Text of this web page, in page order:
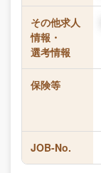
その他求人
情報・
選考情報
保険等
JOB-No.